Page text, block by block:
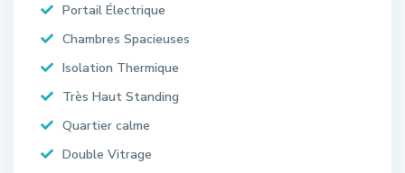
Portail Électrique
Chambres Spacieuses
Isolation Thermique
Très Haut Standing
Quartier calme
Double Vitrage